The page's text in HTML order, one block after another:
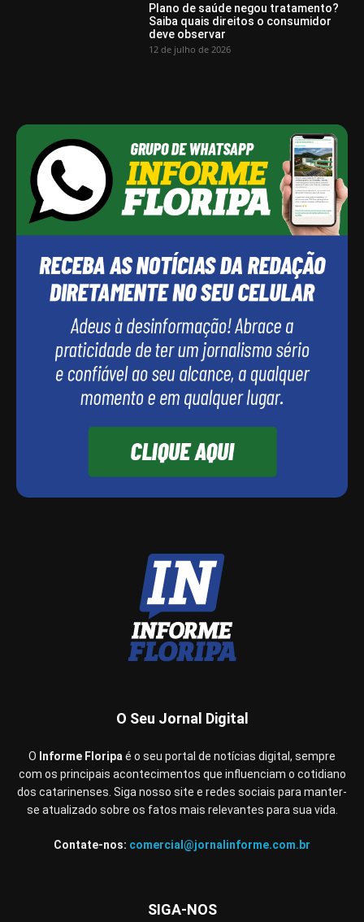
Plano de saúde negou tratamento?
Saiba quais direitos o consumidor
deve observar
12 de julho de 2026
O Seu Jornal Digital
O Informe Floripa é o seu portal de notícias digital, sempre
com os principais acontecimentos que influenciam o cotidiano
dos catarinenses. Siga nosso site e redes sociais para manter-
se atualizado sobre os fatos mais relevantes para sua vida.
Contate-nos: comercial@jornalinforme.com.br
SIGA-NOS